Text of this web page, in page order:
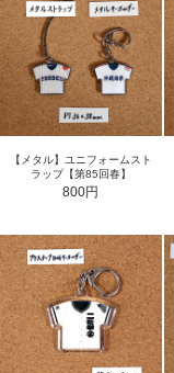
【メタル】ユニフォームスト
ラップ【第85回春】
800円